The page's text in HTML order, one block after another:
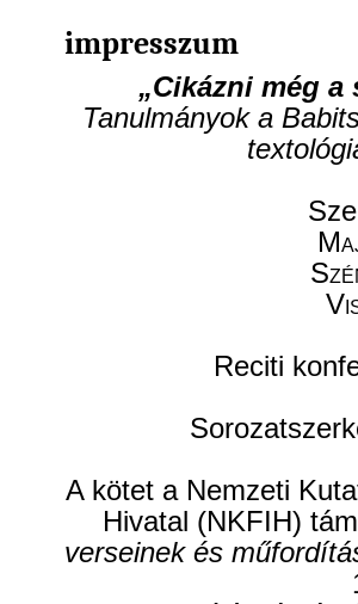
impresszum
„Cikázni még
Tanulmányok a
Reciti
A kötet a Nemzeti
Hivatal (NKFIH)
verseinek és